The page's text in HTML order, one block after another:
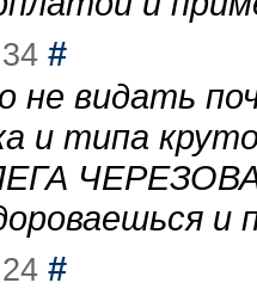
#
не видать
и типа
#